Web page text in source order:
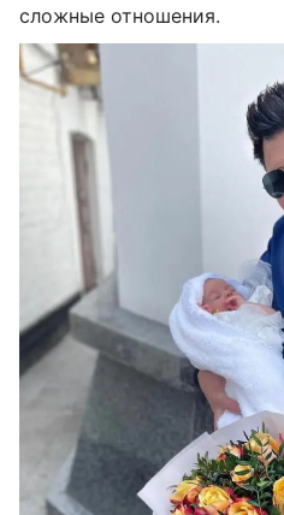
сложные отношения.